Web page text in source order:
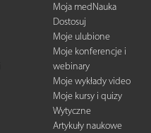
Moja medNauka
Dostosuj
Moje ulubione
Moje konferencje i
webinary
Moje wykłady video
Moje kursy i quizy
Wytyczne
Artykuły naukowe